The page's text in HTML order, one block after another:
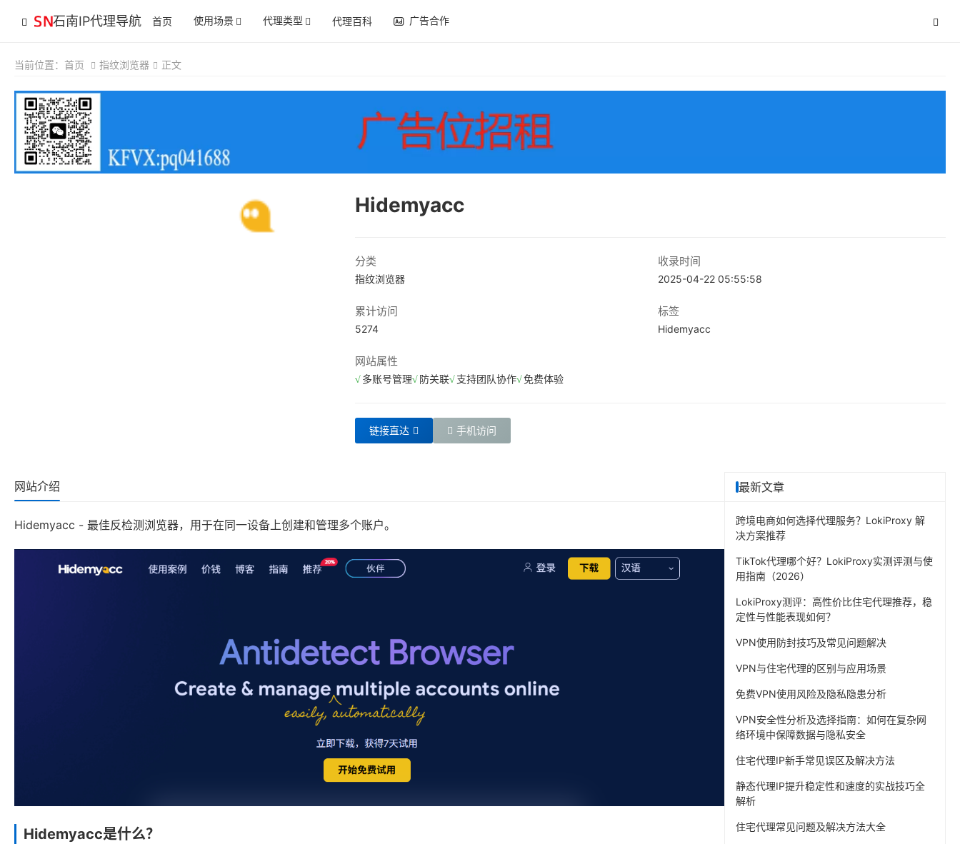
石南IP代理导航 首页 使用场景 代理类型 代理百科 广告合作
当前位置： 首页 指纹浏览器 正文
Hidemyacc
分类
指纹浏览器
收录时间
2025-04-22 05:55:58
累计访问
5274
标签
Hidemyacc
网站属性
多账号管理 防关联 支持团队协作 免费体验
链接直达 手机访问
网站介绍
Hidemyacc - 最佳反检测浏览器，用于在同一设备上创建和管理多个账户。
Hidemyacc是什么？
最新文章
跨境电商如何选择代理服务？LokiProxy 解
决方案推荐
TikTok代理哪个好？LokiProxy实测评测与使
用指南（2026）
LokiProxy测评：高性价比住宅代理推荐，稳
定性与性能表现如何？
VPN使用防封技巧及常见问题解决
VPN与住宅代理的区别与应用场景
免费VPN使用风险及隐私隐患分析
VPN安全性分析及选择指南：如何在复杂网
络环境中保障数据与隐私安全
住宅代理IP新手常见误区及解决方法
静态代理IP提升稳定性和速度的实战技巧全
解析
住宅代理常见问题及解决方法大全